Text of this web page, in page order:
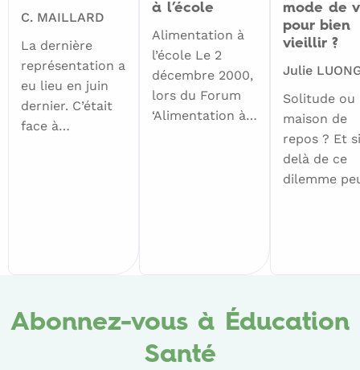
C. MAILLARD
La dernière
représentation a
eu lieu en juin
dernier. C’était
face à…
à l’école
Alimentation à
l’école Le 2
décembre 2000,
lors du Forum
‘Alimentation à…
mode de
pour bien
vieillir ?
Julie
Solitude ou
maison de
repos ? Et
delà de ce
dilemme
Abonnez-vous à Éducation
Santé